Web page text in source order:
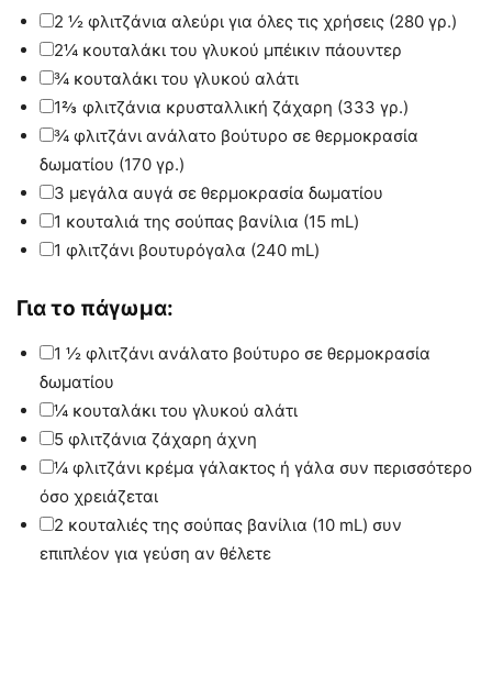
▢
2 ½ φλιτζάνια αλεύρι για όλες τις χρήσεις (280 γρ.)
▢
2¼ κουταλάκι του γλυκού μπέικιν πάουντερ
▢
¾ κουταλάκι του γλυκού αλάτι
▢
1⅔ φλιτζάνια κρυσταλλική ζάχαρη (333 γρ.)
▢
¾ φλιτζάνι ανάλατο βούτυρο σε θερμοκρασία
δωματίου (170 γρ.)
▢
3 μεγάλα αυγά σε θερμοκρασία δωματίου
▢
1 κουταλιά της σούπας βανίλια (15 mL)
▢
1 φλιτζάνι βουτυρόγαλα (240 mL)
Για το πάγωμα:
▢
1 ½ φλιτζάνι ανάλατο βούτυρο σε θερμοκρασία
δωματίου
▢
¼ κουταλάκι του γλυκού αλάτι
▢
5 φλιτζάνια ζάχαρη άχνη
▢
¼ φλιτζάνι κρέμα γάλακτος ή γάλα συν περισσότερο
όσο χρειάζεται
▢
2 κουταλιές της σούπας βανίλια (10 mL) συν
επιπλέον για γεύση αν θέλετε